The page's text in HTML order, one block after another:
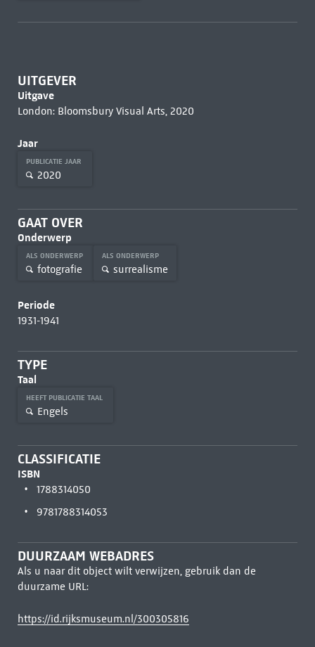
UITGEVER
Uitgave
London: Bloomsbury Visual Arts, 2020
Jaar
PUBLICATIE JAAR
2020
GAAT OVER
Onderwerp
ALS ONDERWERP
fotografie
ALS ONDERWERP
surrealisme
Periode
1931-1941
TYPE
Taal
HEEFT PUBLICATIE TAAL
Engels
CLASSIFICATIE
ISBN
1788314050
9781788314053
DUURZAAM WEBADRES
Als u naar dit object wilt verwijzen, gebruik dan de
duurzame URL:
https://id.rijksmuseum.nl/300305816